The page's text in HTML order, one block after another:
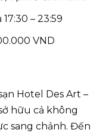
– 23:59
VND
Hotel Des Art –
hữu cả không
sang chảnh. Đến